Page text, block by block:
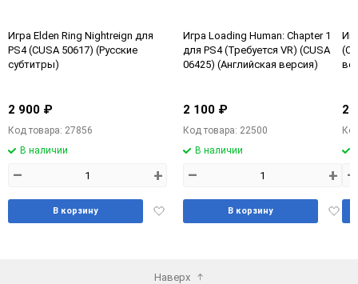
Игра Elden Ring Nightreign для
PS4 (CUSA 50617) (Русские
субтитры)
2 900 ₽
Код товара: 27856
В наличии
– +
Добавить
В корзину
Игра Loading Human: Chapter 1
для PS4 (Требуется VR) (CUSA
06425) (Английская версия)
2 100 ₽
Код товара: 22500
В наличии
– +
В корзину
2
–
Наверх